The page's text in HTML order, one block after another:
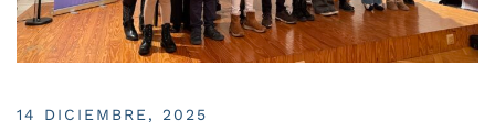
14 DICIEMBRE, 2025